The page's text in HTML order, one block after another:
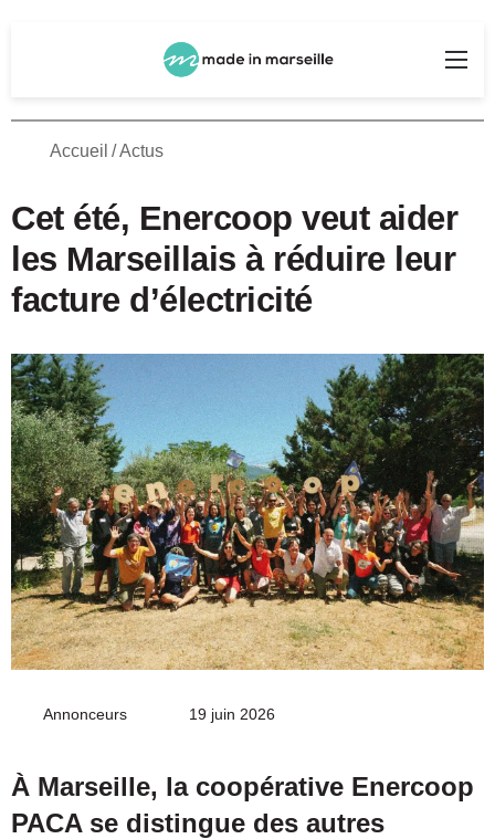
Accueil /Actus
Cet été, Enercoop veut aider
les Marseillais à réduire leur
facture d’électricité
Annonceurs
Envoyer19 juin 2026
À Marseille, la coopérative Enercoop
PACA se distingue des autres